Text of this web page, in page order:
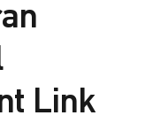
Link